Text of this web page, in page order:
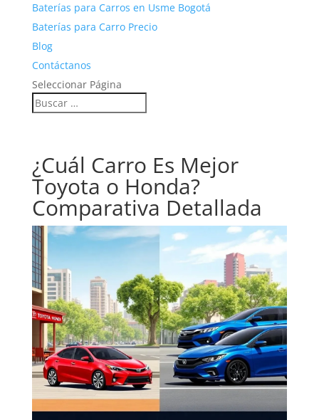
Baterías para Carros en Usme Bogotá
Baterías para Carro Precio
Blog
Contáctanos
Seleccionar Página
¿Cuál Carro Es Mejor
Toyota o Honda?
Comparativa Detallada